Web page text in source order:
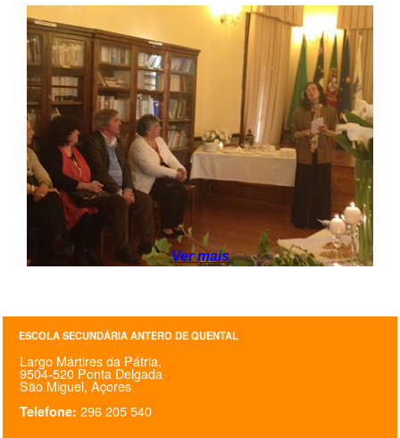
ESAQ sem Bullying
SASE
Clubes Escolares
Matrículas
FOR maESAQ
@parlamentodosjovens_esaq
@clube_robotica.esaq
ESCOLA
ALUNOS
Ver mais
ESCOLA SECUNDÁRIA ANTERO DE QUENTAL
Largo Mártires da Pátria,
9504-520 Ponta Delgada
São Miguel, Açores
Telefone: 296 205 540